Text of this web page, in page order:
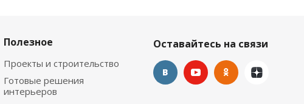
Полезное
Проекты и строительство
Готовые решения
интерьеров
Оставайтесь на связи